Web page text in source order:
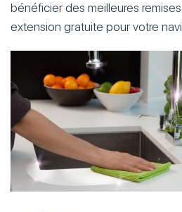
bénéficier des meilleures remises.
extension gratuite pour votre